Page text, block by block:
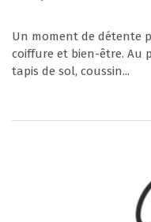
Un moment de détente
coiffure et bien-être. Au
tapis de sol, coussin...